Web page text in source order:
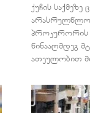
ქუჩის
პროკურორის
წინააღმდეგ
ათეულობით